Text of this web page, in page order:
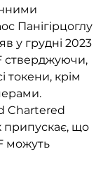
Панігірцоглу
у грудні 2023
стверджуючи,
токени, крім
Chartered
припускає, що
можуть